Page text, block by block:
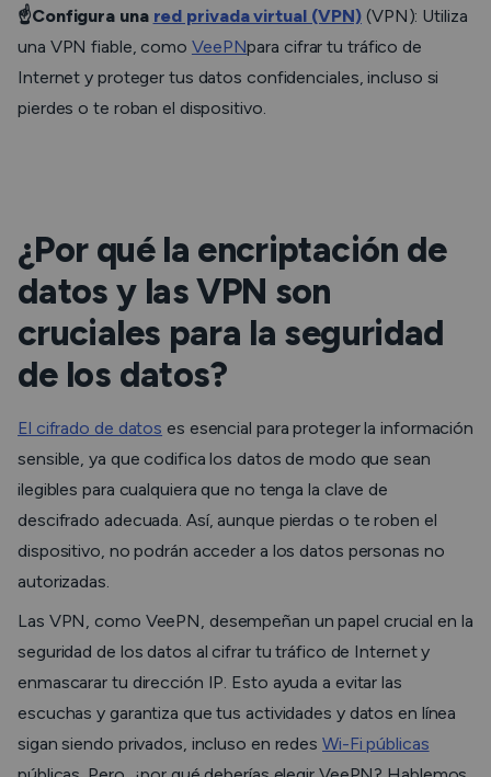
☝️Configura una red privada virtual (VPN) (VPN): Utiliza
una VPN fiable, como VeePNpara cifrar tu tráfico de
Internet y proteger tus datos confidenciales, incluso si
pierdes o te roban el dispositivo.
¿Por qué la encriptación de
datos y las VPN son
cruciales para la seguridad
de los datos?
El cifrado de datos es esencial para proteger la información
sensible, ya que codifica los datos de modo que sean
ilegibles para cualquiera que no tenga la clave de
descifrado adecuada. Así, aunque pierdas o te roben el
dispositivo, no podrán acceder a los datos personas no
autorizadas.
Las VPN, como VeePN, desempeñan un papel crucial en la
seguridad de los datos al cifrar tu tráfico de Internet y
enmascarar tu dirección IP. Esto ayuda a evitar las
escuchas y garantiza que tus actividades y datos en línea
sigan siendo privados, incluso en redes Wi-Fi públicas